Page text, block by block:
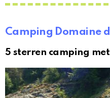
Camping Domaine
5 sterren camping